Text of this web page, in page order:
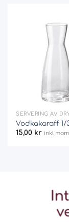
SERVERING AV
Vodkakaraff 1/
15,00 kr inkl